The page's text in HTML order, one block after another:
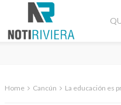
Home Cancún La educación es